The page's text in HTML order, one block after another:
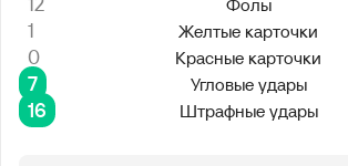
Фолы
1
Желтые карточки
0
Красные карточки
7
Угловые удары
16
Штрафные удары